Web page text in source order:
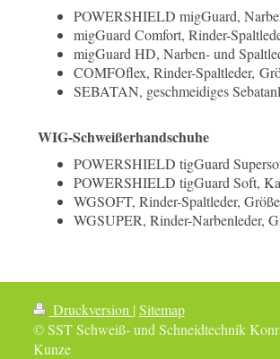
POWERSHIELD migGuard,
migGuard Comfort, Rinder-
migGuard HD, Narben- und
COMFOflex, Rinder-Spaltleder,
SEBATAN, geschmeidiges
WIG-Schweißerhandschuhe
POWERSHIELD tigGuard
POWERSHIELD tigGuard Soft,
WGSOFT, Rinder-Spaltleder,
WGSUPER, Rinder-Narbenleder,
Druckversion | Sitemap
© SST Schweiß- und Schneidtechnik
Kunze